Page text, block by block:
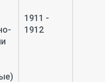
1911 -
1912